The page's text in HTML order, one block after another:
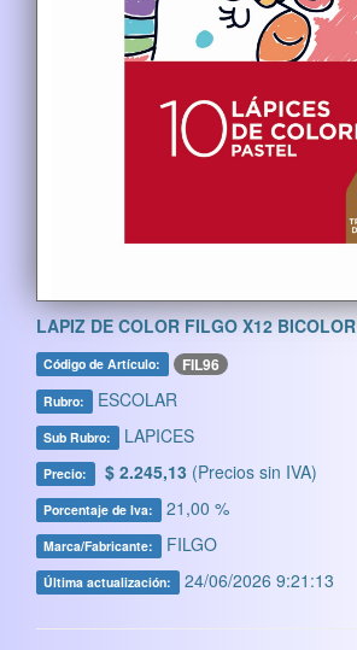
LAPIZ DE COLOR FILGO X12 BICOLOR
Código de Artículo: FIL96
Rubro: ESCOLAR
Sub Rubro: LAPICES
Precio: $ 2.245,13 (Precios sin IVA)
Porcentaje de Iva: 21,00 %
Marca/Fabricante: FILGO
Última actualización: 24/06/2026 9:21:13